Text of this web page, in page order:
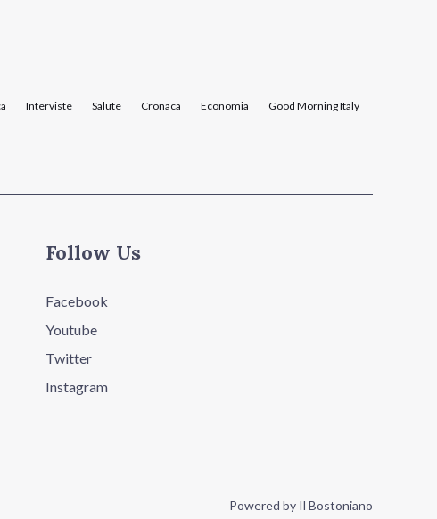
Interviste Salute Cronaca Economia Good Morning Italy
Follow Us
Facebook
Youtube
Twitter
Instagram
Powered by Il Bostoniano